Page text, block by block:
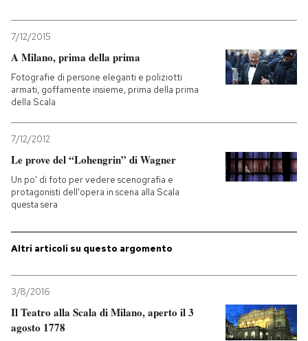
Mondiali calcio 2026
PODCAST
NEWSLETTER
I MIEI PREFERITI
SHOP
CALENDARIO
AREA PERSONALE
7/12/2015
A Milano, prima della prima
Fotografie di persone eleganti e poliziotti
armati, goffamente insieme, prima della prima
della Scala
7/12/2012
Le prove del “Lohengrin” di Wagner
Un po' di foto per vedere scenografia e
protagonisti dell'opera in scena alla Scala
questa sera
Altri articoli su questo argomento
3/8/2016
Il Teatro alla Scala di Milano, aperto il 3
agosto 1778